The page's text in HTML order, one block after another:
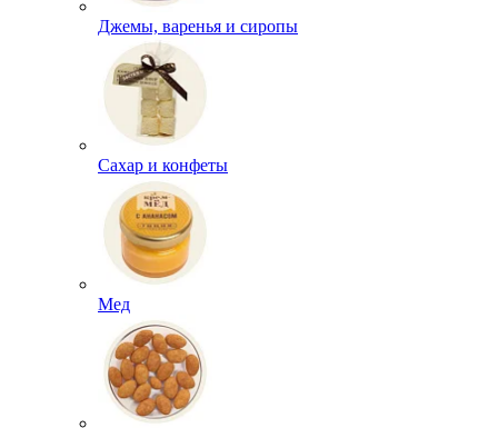
Джемы, варенья и сиропы
Сахар и конфеты
Мед